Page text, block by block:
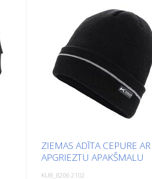
ZIEMAS ADĪTA CEPURE AR
APGRIEZTU APAKŠMALU
KUB_8206 2102